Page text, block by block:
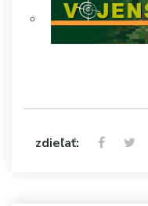
zdieľať: